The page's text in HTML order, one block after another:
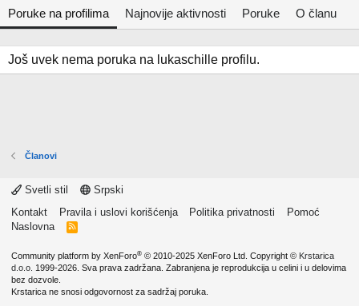
Poruke na profilima Najnovije aktivnosti Poruke O članu
Još uvek nema poruka na lukaschille profilu.
Članovi
Svetli stil
Srpski
Kontakt
Pravila i uslovi korišćenja Politika privatnosti
Pomoć
Naslovna
R
Community platform by XenForo® © 2010-2025 XenForo Ltd. Copyright © Krstarica
d.o.o. 1999-2026. Sva prava zadržana. Zabranjena je reprodukcija u celini i u delovima
bez dozvole.
Krstarica ne snosi odgovornost za sadržaj poruka.